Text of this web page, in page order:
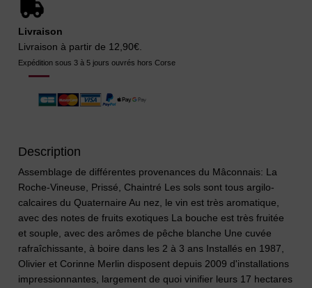
Livraison
Livraison à partir de 12,90€.
Expédition sous 3 à 5 jours ouvrés hors Corse
Description
Assemblage de différentes provenances du Mâconnais: La
Roche-Vineuse, Prissé, Chaintré Les sols sont tous argilo-
calcaires du Quaternaire Au nez, le vin est très aromatique,
avec des notes de fruits exotiques La bouche est très fruitée
et souple, avec des arômes de pêche blanche Une cuvée
rafraîchissante, à boire dans les 2 à 3 ans Installés en 1987,
Olivier et Corinne Merlin disposent depuis 2009 d'installations
impressionnantes, largement de quoi vinifier leurs 17 hectares